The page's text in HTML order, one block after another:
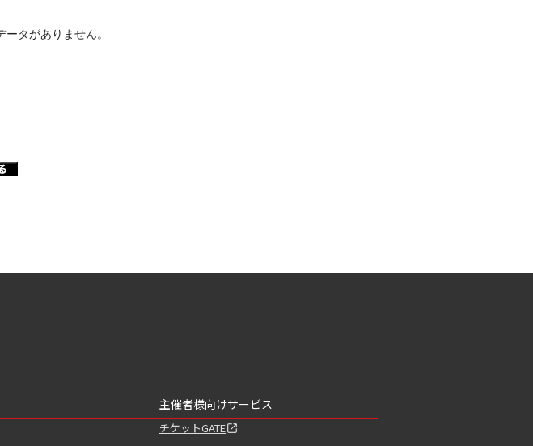
タがありません。
主催者様向けサービス
チケットGATE